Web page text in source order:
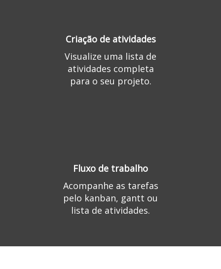
Criação de atividades
Visualize uma lista de
atividades completa
para o seu projeto.
Fluxo de trabalho
Acompanhe as tarefas
pelo kanban, gantt ou
lista de atividades.